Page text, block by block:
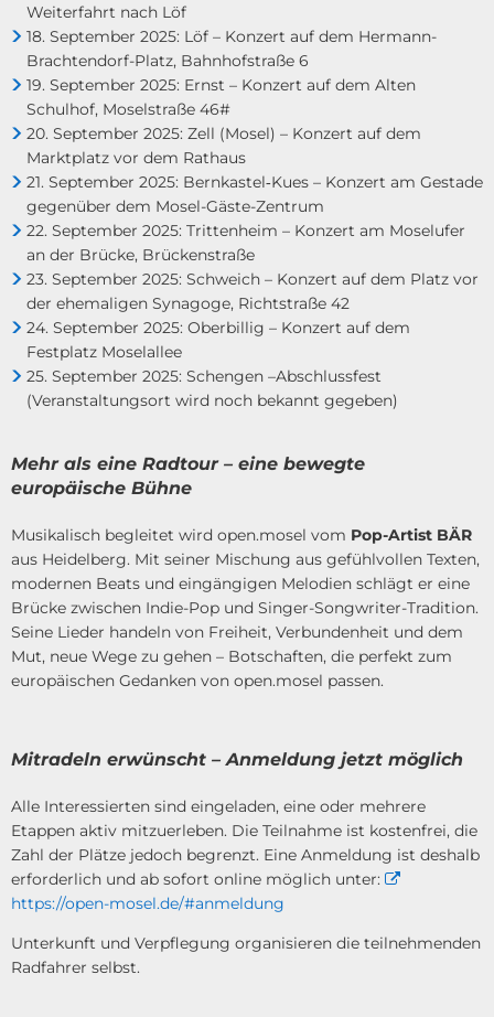
Weiterfahrt nach Löf
18. September 2025: Löf – Konzert auf dem Hermann-
Brachtendorf-Platz, Bahnhofstraße 6
19. September 2025: Ernst – Konzert auf dem Alten
Schulhof, Moselstraße 46#
20. September 2025: Zell (Mosel) – Konzert auf dem
Marktplatz vor dem Rathaus
21. September 2025: Bernkastel‑Kues – Konzert am Gestade
gegenüber dem Mosel-Gäste-Zentrum
22. September 2025: Trittenheim – Konzert am Moselufer
an der Brücke, Brückenstraße
23. September 2025: Schweich – Konzert auf dem Platz vor
der ehemaligen Synagoge, Richtstraße 42
24. September 2025: Oberbillig – Konzert auf dem
Festplatz Moselallee
25. September 2025: Schengen –Abschlussfest
(Veranstaltungsort wird noch bekannt gegeben)
Mehr als eine Radtour – eine bewegte
europäische Bühne
Musikalisch begleitet wird open.mosel vom Pop-Artist BÄR
aus Heidelberg. Mit seiner Mischung aus gefühlvollen Texten,
modernen Beats und eingängigen Melodien schlägt er eine
Brücke zwischen Indie-Pop und Singer-Songwriter-Tradition.
Seine Lieder handeln von Freiheit, Verbundenheit und dem
Mut, neue Wege zu gehen – Botschaften, die perfekt zum
europäischen Gedanken von open.mosel passen.
Mitradeln erwünscht – Anmeldung jetzt möglich
Alle Interessierten sind eingeladen, eine oder mehrere
Etappen aktiv mitzuerleben. Die Teilnahme ist kostenfrei, die
Zahl der Plätze jedoch begrenzt. Eine Anmeldung ist deshalb
erforderlich und ab sofort online möglich unter:
https://open-mosel.de/#anmeldung
Unterkunft und Verpflegung organisieren die teilnehmenden
Radfahrer selbst.